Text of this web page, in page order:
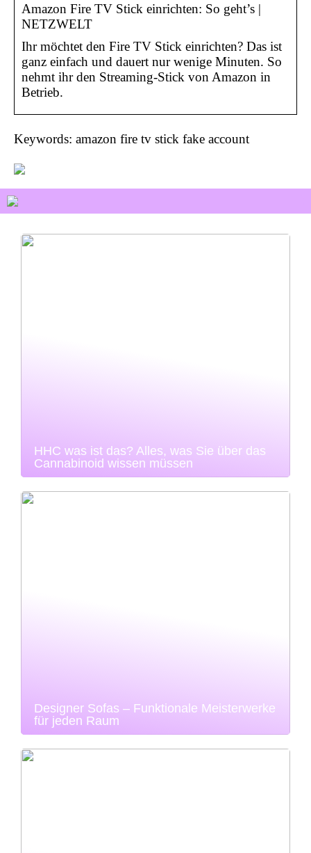
Amazon Fire TV Stick einrichten: So geht’s |
NETZWELT
Ihr möchtet den Fire TV Stick einrichten? Das ist
ganz einfach und dauert nur wenige Minuten. So
nehmt ihr den Streaming-Stick von Amazon in
Betrieb.
Keywords: amazon fire tv stick fake account
HHC was ist das? Alles, was Sie über das
Cannabinoid wissen müssen
Designer Sofas – Funktionale Meisterwerke
für jeden Raum